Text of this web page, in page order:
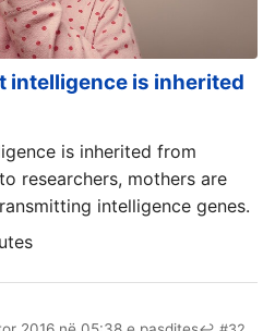
intelligence is inherited
is inherited from
researchers, mothers are
intelligence genes.